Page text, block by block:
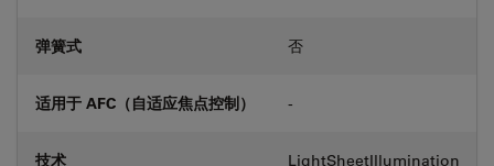
弹簧式 否
适用于 AFC（自适应焦点控制） -
技术 LightSheetIllumination